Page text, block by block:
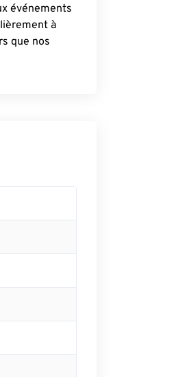
événements
à
que nos